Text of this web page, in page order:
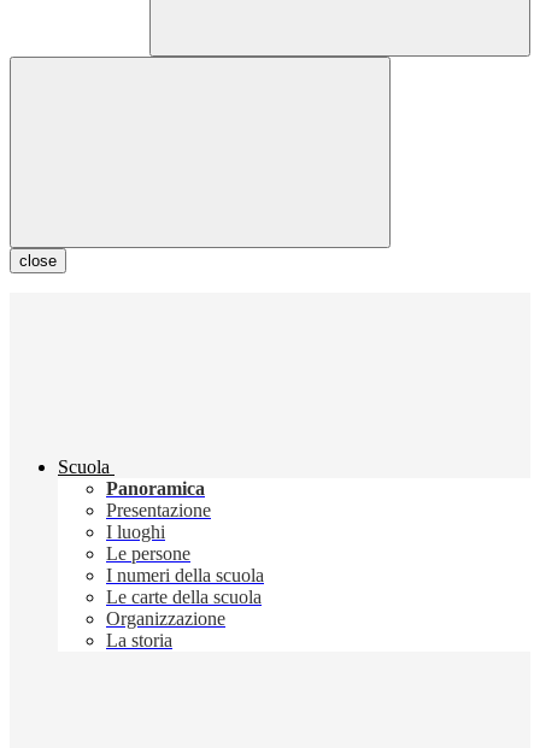
close
Scuola
Panoramica
Presentazione
I luoghi
Le persone
I numeri della scuola
Le carte della scuola
Organizzazione
La storia